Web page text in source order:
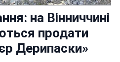
на Вінниччині
продати
Дерипаски»